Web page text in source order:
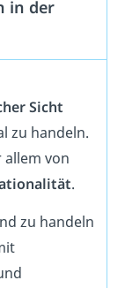
in der
Sicht
zu handeln.
allem von
.
zu handeln